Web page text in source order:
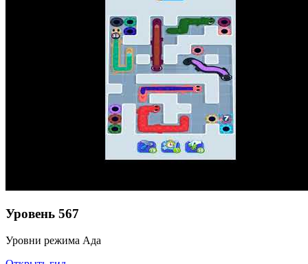
Уровень 567
Уровни режима Ада